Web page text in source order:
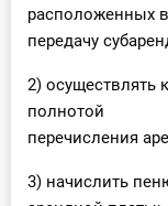
расположенных
передачу
2) осуществлять
полнотой
перечисления
3) начислить